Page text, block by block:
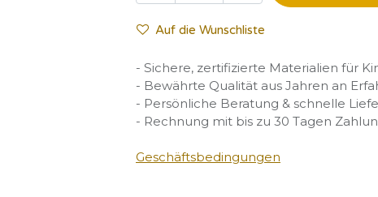
Auf die Wunschliste
- Sichere, zertifizierte Materialien für
- Bewährte Qualität aus Jahren an
- Persönliche Beratung & schnelle
- Rechnung mit bis zu 30 Tagen
Geschäftsbedingungen